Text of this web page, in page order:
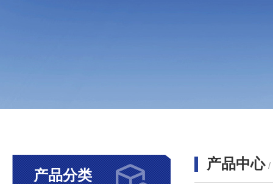
产品分类
产品中心 /